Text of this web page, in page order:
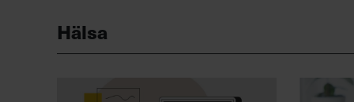
Hälsa